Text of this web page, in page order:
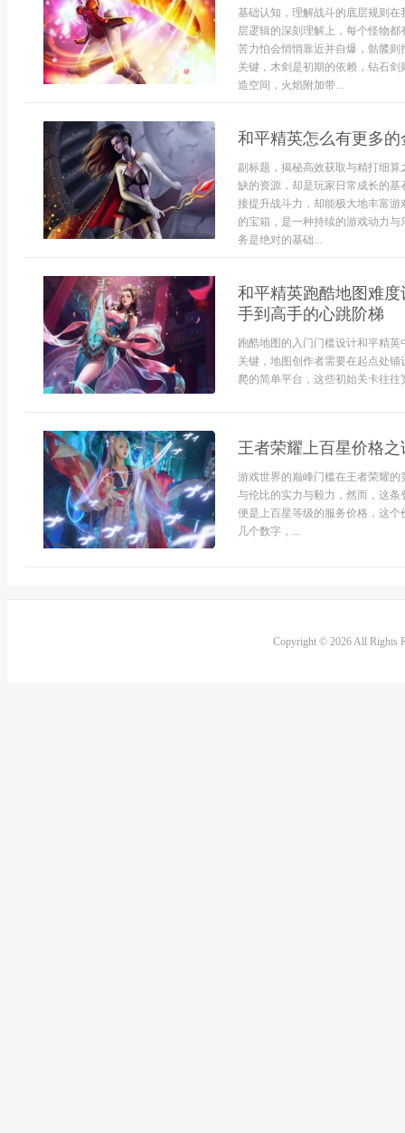
基础认知，理解战斗的底层规则
层逻辑的深刻理解上，每个怪物
苦力怕会悄悄靠近并自爆，骷髅
关键，木剑是初期的依赖，钻石
造空间，火焰附加带...
和平精英怎么有更多
副标题，揭秘高效获取与精打细
缺的资源，却是玩家日常成长的
接提升战斗力，却能极大地丰富
的宝箱，是一种持续的游戏动力
务是绝对的基础...
和平精英跑酷地图难
手到高手的心跳阶梯
跑酷地图的入门门槛设计和平精
关键，地图创作者需要在起点处
爬的简单平台，这些初始关卡往往
王者荣耀上百星价格
游戏世界的巅峰门槛在王者荣耀
与伦比的实力与毅力，然而，这
便是上百星等级的服务价格，这
几个数字，...
Copyright © 2026 All Rights